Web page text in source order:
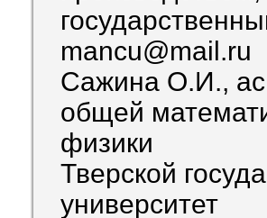
mancu@mail.ru
Сажина О.И.,
общей
физики
Тверской
университет